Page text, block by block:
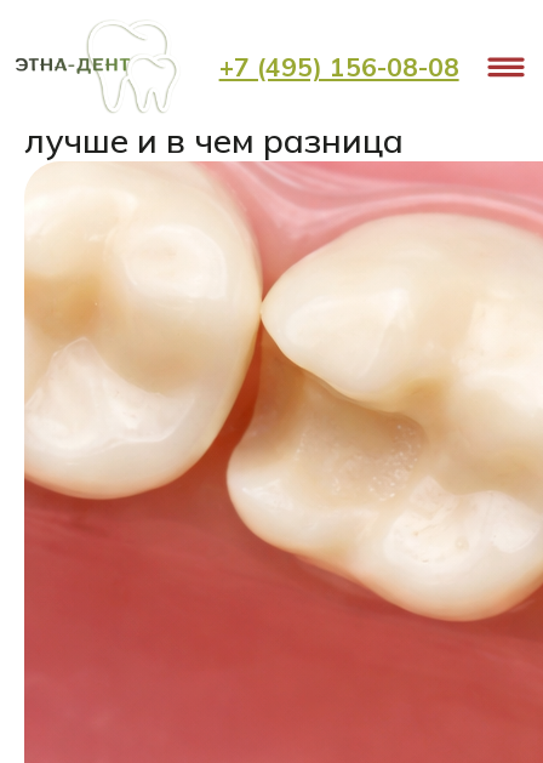
+7 (495) 156-08-08
Пломба или вкладка: что
лучше и в чем разница